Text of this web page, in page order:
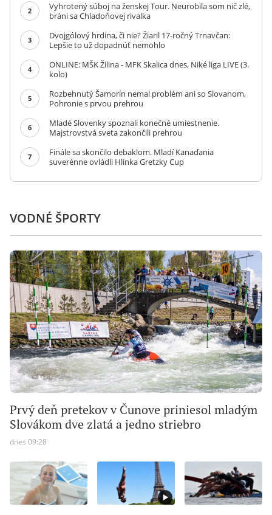
2
Vyhrotený súboj na ženskej Tour. Neurobila som nič zlé,
bráni sa Chladoňovej rivalka
3
Dvojgólový hrdina, či nie? Žiaril 17-ročný Trnavčan:
Lepšie to už dopadnúť nemohlo
4
ONLINE: MŠK Žilina - MFK Skalica dnes, Niké liga LIVE (3.
kolo)
5
Rozbehnutý Šamorín nemal problém ani so Slovanom,
Pohronie s prvou prehrou
6
Mladé Slovenky spoznali konečné umiestnenie.
Majstrovstvá sveta zakončili prehrou
7
Finále sa skončilo debaklom. Mladí Kanaďania
suverénne ovládli Hlinka Gretzky Cup
VODNÉ ŠPORTY
Prvý deň pretekov v Čunove priniesol mladým
Slovákom dve zlatá a jedno striebro
dnes 09:28